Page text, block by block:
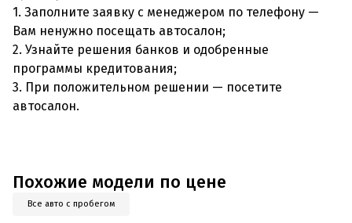
1. Заполните заявку с менеджером по телефону —
Вам ненужно посещать автосалон;
2. Узнайте решения банков и одобренные
программы кредитования;
3. При положительном решении — посетите
автосалон.
Похожие модели по цене
Все авто с пробегом